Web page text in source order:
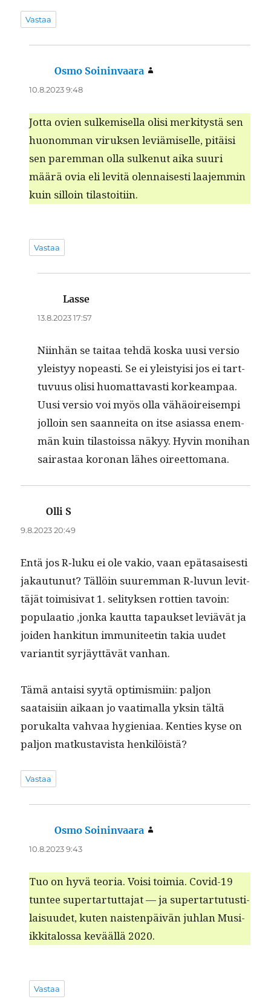
Vastaa
Osmo Soininvaara
10.8.2023 9:48
Jot­ta ovien sulkemisel­la olisi merk­i­tys­tä sen
huonom­man viruk­sen lev­iämiselle, pitäisi
sen parem­man olla sulkenut aika suuri
määrä ovia eli lev­itä olen­nais­es­ti laa­jem­min
kuin sil­loin tilastoitiin.
Vastaa
Lasse
13.8.2023 17:57
Niin­hän se taitaa tehdä kos­ka uusi ver­sio
yleistyy nopeasti. Se ei yleisty­isi jos ei tart­
tuvu­us olisi huo­mat­tavasti korkeam­paa.
Uusi ver­sio voi myös olla vähäoireisem­pi
jol­loin sen saan­nei­ta on itse asi­as­sa enem­
män kuin tilas­tois­sa näkyy. Hyvin moni­han
sairas­taa koro­nan läh­es oireettomana.
Olli S
9.8.2023 20:49
Entä jos R‑luku ei ole vakio, vaan epä­ta­sais­es­ti
jakau­tunut? Täl­löin suurem­man R‑luvun levit­
täjät toimi­si­vat 1. seli­tyk­sen rot­tien tavoin:
pop­u­laa­tio ‚jon­ka kaut­ta tapauk­set lev­iävät ja
joiden han­ki­tun immu­ni­teetin takia uudet
vari­antit syr­jäyt­tävät vanhan.
Tämä antaisi syytä opti­mis­mi­in: paljon
saataisi­in aikaan jo vaa­ti­mal­la yksin tältä
porukalta vah­vaa hygien­i­aa. Ken­ties kyse on
paljon matkus­tavista henkilöistä?
Vastaa
Osmo Soininvaara
10.8.2023 9:43
Tuo on hyvä teo­ria. Voisi toimia. Covid-19
tun­tee super­tar­tut­ta­jat — ja super­tar­tu­tusti­
laisu­udet, kuten nais­ten­päivän juh­lan Musi­
ikki­talos­sa kevääl­lä 2020.
Vastaa